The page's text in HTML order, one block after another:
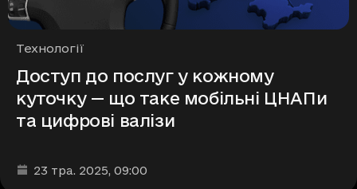
Рубрики
Технології
Доступ до послуг у кожному
куточку — що таке мобільні ЦНАПи
та цифрові валізи
Дата та час публікації
23 тра. 2025, 09:00